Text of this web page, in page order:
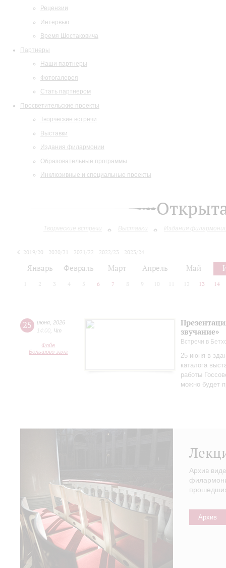
Рецензии
Интервью
Время Шостаковича
Партнеры
Наши партнеры
Фотогалерея
Стать партнером
Просветительские проекты
Творческие встречи
Выставки
Издания филармонии
Образовательные программы
Инклюзивные и специальные проекты
Творческие встречи Выставки Издания
2019/20 2020/21 2021/22 2022/23
2023/24
Январь Февраль Март Апрель Май
2 3 4 5 6 7 8 9 10 12 13 14
25 июня 2026
14:00 Чт
Фойе
Большого зала
звучание»
Встречи в
25 июня в
каталога
работы
можно будет
Архив
Архив